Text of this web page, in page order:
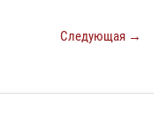
Следующая →